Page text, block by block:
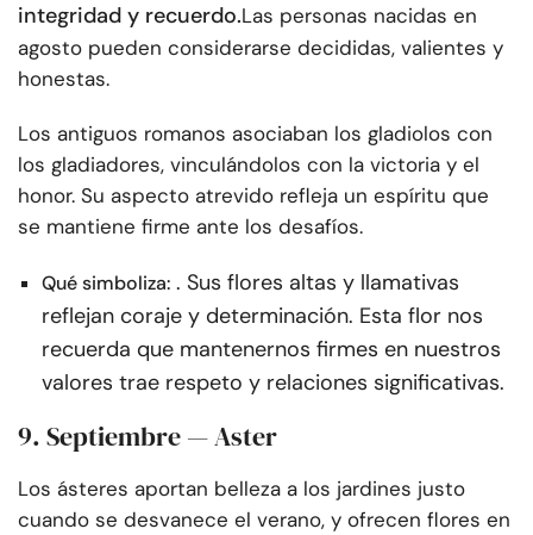
integridad y recuerdo.Las personas nacidas en
agosto pueden considerarse decididas, valientes y
honestas.
Los antiguos romanos asociaban los gladiolos con
los gladiadores, vinculándolos con la victoria y el
honor. Su aspecto atrevido refleja un espíritu que
se mantiene firme ante los desafíos.
Qué simboliza: . Sus flores altas y llamativas
reflejan coraje y determinación. Esta flor nos
recuerda que mantenernos firmes en nuestros
valores trae respeto y relaciones significativas.
9. Septiembre — Aster
Los ásteres aportan belleza a los jardines justo
cuando se desvanece el verano, y ofrecen flores en